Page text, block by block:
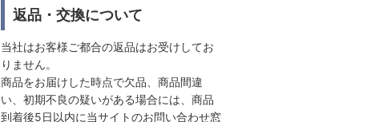
返品・交換について
当社はお客様ご都合の返品はお受けしてお
りません。
商品をお届けした時点で欠品、商品間違
い、初期不良の疑いがある場合には、商品
到着後5日以内に当サイトのお問い合わせ窓